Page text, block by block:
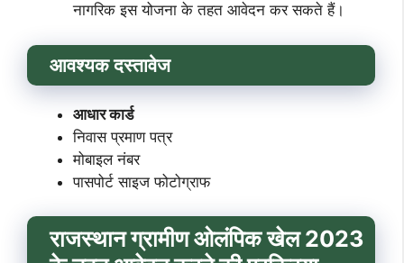
नागरिक इस योजना के तहत आवेदन कर सकते हैं।
आवश्यक दस्तावेज
आधार कार्ड
निवास प्रमाण पत्र
मोबाइल नंबर
पासपोर्ट साइज फोटोग्राफ
राजस्थान ग्रामीण ओलंपिक खेल 2023